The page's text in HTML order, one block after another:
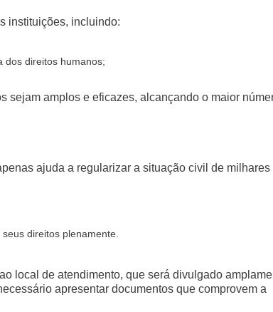
instituições, incluindo:
dos direitos humanos;
sejam amplos e eficazes, alcançando o maior
ajuda a regularizar a situação civil de milhares
direitos plenamente.
local de atendimento, que será divulgado
apresentar documentos que comprovem a